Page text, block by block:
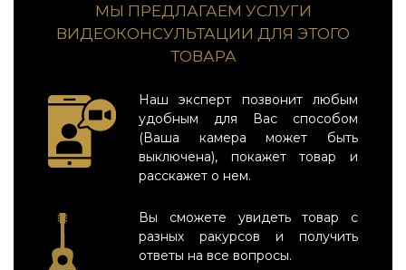
МЫ ПРЕДЛАГАЕМ УСЛУГИ
ВИДЕОКОНСУЛЬТАЦИИ ДЛЯ ЭТОГО
ТОВАРА
Наш эксперт позвонит любым
удобным для Вас способом
(Ваша камера может быть
выключена), покажет товар и
расскажет о нем.
Вы сможете увидеть товар с
разных ракурсов и получить
ответы на все вопросы.